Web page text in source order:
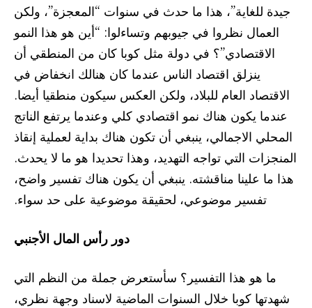
جيدة للغاية”، هذا ما حدث في سنوات “المعجزة”، ولكن
العمال نظروا في جيوبهم وتساءلوا: “أين هو هذا النمو
الاقتصادي”؟ في دولة مثل كوبا كان من المنطقي أن
ينزلق اقتصاد الناس عندما كان هنالك انخفاض في
الاقتصاد العام للبلاد، ولكن العكس سيكون منطقيا أيضا.
عندما يكون هناك نمو اقتصادي كلي وعندما يرتفع الناتج
المحلي الاجمالي، ينبغي أن تكون هناك بداية لعملية إنقاذ
المنجزات التي تواجه التهديد، وهذا تحديدا هو ما لا يحدث.
هذا ما علينا مناقشته. ينبغي أن يكون هناك تفسير واضح،
تفسير موضوعي، لحقيقة موضوعية على حد سواء.
دور رأس المال الأجنبي
ما هو هذا التفسير؟ سأستعرض جملة من النظم التي
شهدتها كوبا خلال السنوات الماضية لاسناد وجهة نظري،